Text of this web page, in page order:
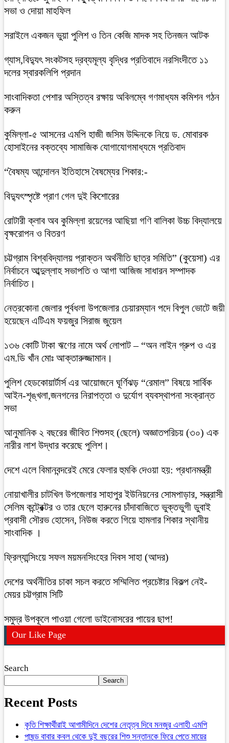
সভা ও দোয়া মাহফিল
সরাইলে একজন ভুয়া পুলিশ ও তিন কেজি মাদক সহ তিনজন আটক
গ্যাস,বিদ্যুৎ সংকটসহ দ্রব্যমূল্য বৃদ্ধির প্রতিবাদে নরসিংদীতে ১১
দলের স্বারকলিপি প্রদান
সাংবাদিকতা পেশার অস্তিত্ব রক্ষায় অবিলম্বে গণমাধ্যম কমিশন গঠন
করুন
কুমিল্লা-৫ আসনের এমপি হাজী জসিম উদ্দিনকে নিয়ে ড. মোবারক
হোসাইনের বক্তব্যে সামাজিক যোগাযোগমাধ্যমে প্রতিবাদ
“বৈষম্য আন্দোলন ইতিহাসে বৈষম্যের শিকার:-
বিদ্যুৎস্পৃষ্টে প্রাণ গেল দুই কিশোরের
রোটারী ক্লাব অব কুমিল্লা রয়েলের আছিয়া গণি বালিকা উচ্চ বিদ্যালয়ে
বৃক্ষরোপন ও বিতরণ
চট্টগ্রাম বিশ্ববিদ্যালয় প্রাক্তন অর্থনীতি ছাত্র সমিতি” (কুয়েসা) এর
নির্বাচনে আব্দুল্লাহ সভাপতি ও আগা আজিজ সাধারন সম্পাদক
নির্বাচিত।
নেত্রকোনা জেলার পূর্বধলা উপজেলার চেয়ারম্যান পদে বিপুল ভোটে জয়ী
হয়েছেন এটিএম ফয়জুর সিরাজ জুয়েল
১৩৬ কোটি টাকা ঋণের নামে অর্থ লোপাট – “অন লাইন গ্রুপ ও এর
এম.ডি খাঁন মোঃ আক্তারুজ্জামান।
পুলিশ হেডকোয়ার্টার্স এর আয়োজনে ঘূর্ণিঝড় “রেমাল” বিষয়ে সার্বিক
আইন-শৃঙ্খলা,জনগনের নিরাপত্তা ও দুর্যোগ ব্যবস্থাপনা সংক্রান্ত
সভা
আনুমানিক ২ বছরের জীবিত শিশুসহ (ছেলে) অজ্ঞাতপরিচয় (৩০) এক
নারীর লাশ উদ্ধার করেছে পুলিশ।
দেশে এলে বিমানবন্দরেই মেরে ফেলার হুমকি দেওয়া হয়: প্রধানমন্ত্রী
নোয়াখালীর চাটখিল উপজেলার সাহাপুর ইউনিয়নের সোমপাড়ার, সন্ত্রাসী
সেলিম কন্ট্রেক্টর ও তার ছেলে হারুনের চাঁদাবাজিতে ভুক্তভুগী ডুবাই
প্রবাসী সৌরভ হোসেন, নিউজ করতে গিয়ে হামলার শিকার স্থানীয়
সাংবাদিক ।
ফ্রিল্যান্সিংয়ে সফল ময়মনসিংহের দিবস সাহা (আদর)
দেশের অর্থনীতির চাকা সচল করতে সম্মিলিত প্রচেষ্টার বিকল্প নেই-
মেয়র চট্টগ্রাম সিটি
সমুদ্র উপকূলে পাওয়া গেলো ডাইনোসরের পায়ের ছাপ!
Our Like Page
Search
Search
Recent Posts
কৃতি শিক্ষার্থীরাই আগামীদিনে দেশের নেতৃত্ব দিবে মনজুর এলাহী এমপি
পাষন্ড বাবার কবল থেকে দুই বছরের শিশু সন্তানকে ফিরে পেতে মায়ের